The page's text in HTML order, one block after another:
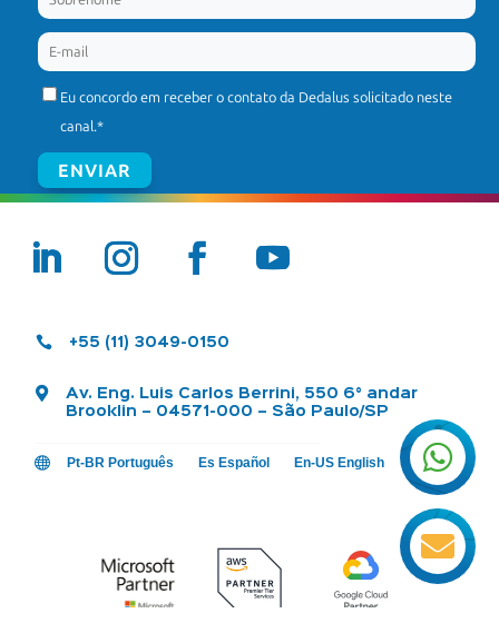
Eu concordo em receber o contato da Dedalus solicitado neste
canal.*


 +55 (11) 3049-0150

Av. Eng. Luis Carlos Berrini, 550 6° andar
Brooklin – 04571-000 – São Paulo/SP
 Pt-BR Português Es Español En-US English